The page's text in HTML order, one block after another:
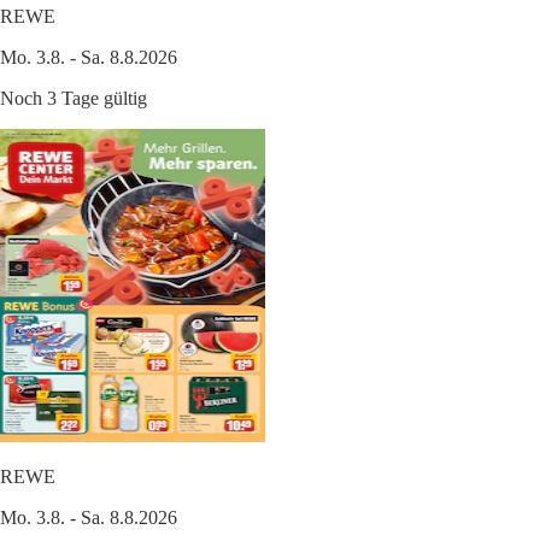
REWE
Mo. 3.8. - Sa. 8.8.2026
Noch 3 Tage gültig
REWE
Mo. 3.8. - Sa. 8.8.2026